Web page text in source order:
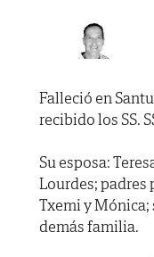
Falleció en
recibido los SS.
Su esposa:
Lourdes;
Txemi y Mónica;
demás familia.